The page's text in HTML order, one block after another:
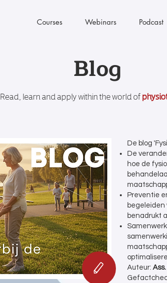
Courses Webinars Podcast
Blog
Read, learn and apply within the world of
De blog
De
hoe de
Preventie
benadrukt
Auteur: